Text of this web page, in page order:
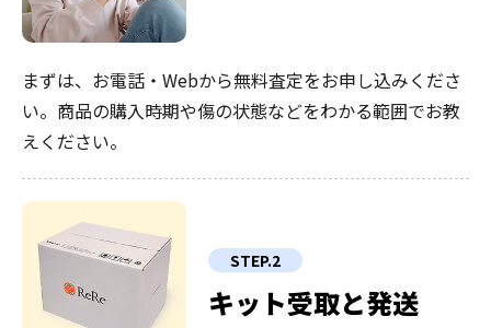
まずは、お電話・Webから無料査定をお申し込みくださ
い。商品の購入時期や傷の状態などをわかる範囲でお教
えください。
STEP.2
キット受取と発送